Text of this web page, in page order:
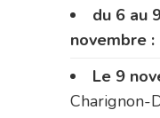
du 6 au
novembre :
Le 9
Charignon-